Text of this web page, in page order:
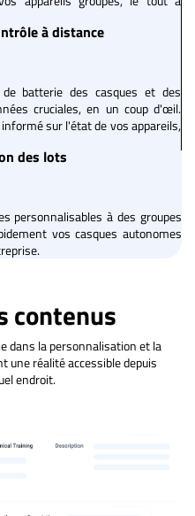
à distance
batterie des casques et des
cruciales, en un coup d'œil.
sur l'état de vos appareils,
des lots
personnalisables à des groupes
vos casques autonomes
contenus
dans la personnalisation et la
une réalité accessible depuis
endroit.